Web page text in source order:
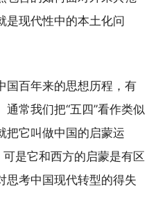
是现代性中的本土化问
国百年来的思想历程，有
常我们把“五四”看作类似
把它叫做中国的启蒙运
可是它和西方的启蒙是有区
思考中国现代转型的得失